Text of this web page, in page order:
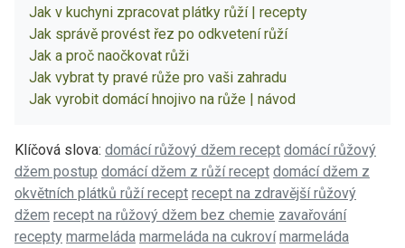
Jak v kuchyni zpracovat plátky růží | recepty
Jak správě provést řez po odkvetení růží
Jak a proč naočkovat růži
Jak vybrat ty pravé růže pro vaši zahradu
Jak vyrobit domácí hnojivo na růže | návod
Klíčová slova: domácí růžový džem recept domácí růžový
džem postup domácí džem z růží recept domácí džem z
okvětních plátků růží recept recept na zdravější růžový
džem recept na růžový džem bez chemie zavařování
recepty marmeláda marmeláda na cukroví marmeláda